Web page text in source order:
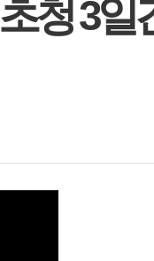
청 3일